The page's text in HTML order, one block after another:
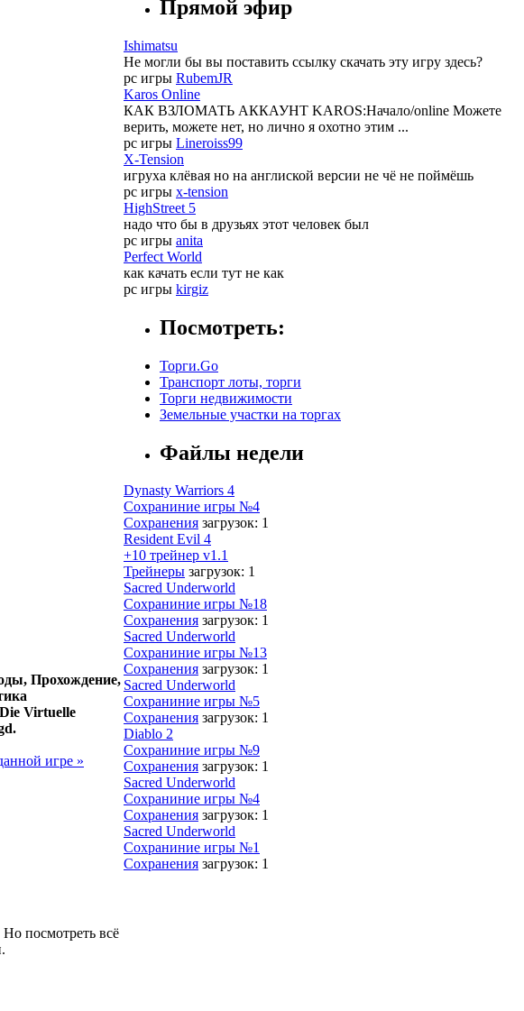
Прохождение,
Virtuelle
игре »
посмотреть всё
Прямой эфир
Ishimatsu
Не могли бы вы поставить ссылку скачать эту игру здесь?
pc игры RubemJR
Karos Online
КАК ВЗЛОМАТЬ АККАУНТ KAROS:Начало/online Можете
верить, можете нет, но лично я охотно этим ...
pc игры Lineroiss99
X-Tension
игруха клёвая но на англиской версии не чё не поймёшь
pc игры x-tension
HighStreet 5
надо что бы в друзьях этот человек был
pc игры anita
Perfect World
как качать если тут не как
pc игры kirgiz
Посмотреть:
Торги.Go
Транспорт лоты, торги
Торги недвижимости
Земельные участки на торгах
Файлы недели
Dynasty Warriors 4
Сохраниние игры №4
Сохранения загрузок: 1
Resident Evil 4
+10 трейнер v1.1
Трейнеры загрузок: 1
Sacred Underworld
Сохраниние игры №18
Сохранения загрузок: 1
Sacred Underworld
Сохраниние игры №13
Сохранения загрузок: 1
Sacred Underworld
Сохраниние игры №5
Сохранения загрузок: 1
Diablo 2
Сохраниние игры №9
Сохранения загрузок: 1
Sacred Underworld
Сохраниние игры №4
Сохранения загрузок: 1
Sacred Underworld
Сохраниние игры №1
Сохранения загрузок: 1